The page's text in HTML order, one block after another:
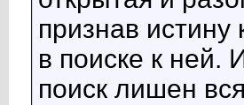
признав
в поиске к ней.
поиск лишен